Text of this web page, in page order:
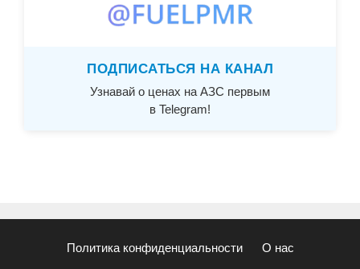
ПОДПИСАТЬСЯ НА КАНАЛ
Узнавай о ценах на АЗС первым
в Telegram!
Политика конфиденциальности О нас